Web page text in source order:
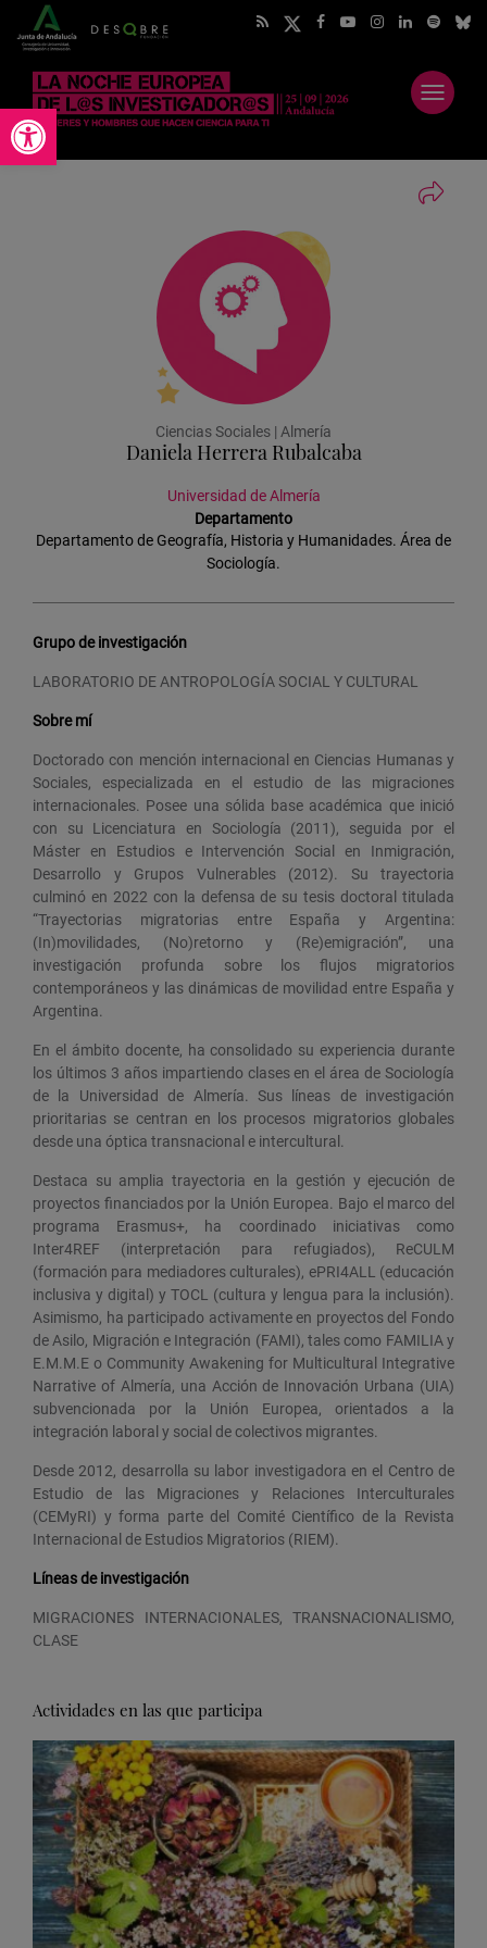
Abrir barra de herramientas
Abrir
menú
Ciencias Sociales | Almería
Daniela Herrera Rubalcaba
Universidad de Almería
Departamento
Departamento de Geografía, Historia y Humanidades. Área de
Sociología.
Grupo de investigación
LABORATORIO DE ANTROPOLOGÍA SOCIAL Y CULTURAL
Sobre mí
Doctorado con mención internacional en Ciencias Humanas y
Sociales, especializada en el estudio de las migraciones
internacionales. Posee una sólida base académica que inició
con su Licenciatura en Sociología (2011), seguida por el
Máster en Estudios e Intervención Social en Inmigración,
Desarrollo y Grupos Vulnerables (2012). Su trayectoria
culminó en 2022 con la defensa de su tesis doctoral titulada
“Trayectorias migratorias entre España y Argentina:
(In)movilidades, (No)retorno y (Re)emigración”, una
investigación profunda sobre los flujos migratorios
contemporáneos y las dinámicas de movilidad entre España y
Argentina.
En el ámbito docente, ha consolidado su experiencia durante
los últimos 3 años impartiendo clases en el área de Sociología
de la Universidad de Almería. Sus líneas de investigación
prioritarias se centran en los procesos migratorios globales
desde una óptica transnacional e intercultural.
Destaca su amplia trayectoria en la gestión y ejecución de
proyectos financiados por la Unión Europea. Bajo el marco del
programa Erasmus+, ha coordinado iniciativas como
Inter4REF (interpretación para refugiados), ReCULM
(formación para mediadores culturales), ePRI4ALL (educación
inclusiva y digital) y TOCL (cultura y lengua para la inclusión).
Asimismo, ha participado activamente en proyectos del Fondo
de Asilo, Migración e Integración (FAMI), tales como FAMILIA y
E.M.M.E o Community Awakening for Multicultural Integrative
Narrative of Almería, una Acción de Innovación Urbana (UIA)
subvencionada por la Unión Europea, orientados a la
integración laboral y social de colectivos migrantes.
Desde 2012, desarrolla su labor investigadora en el Centro de
Estudio de las Migraciones y Relaciones Interculturales
(CEMyRI) y forma parte del Comité Científico de la Revista
Internacional de Estudios Migratorios (RIEM).
Líneas de investigación
MIGRACIONES INTERNACIONALES, TRANSNACIONALISMO,
CLASE
Actividades en las que participa